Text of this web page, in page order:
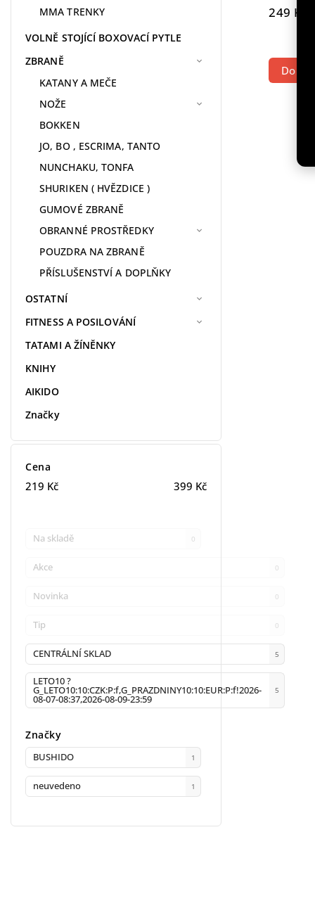
MMA TRENKY
VOLNĚ STOJÍCÍ BOXOVACÍ PYTLE
ZBRANĚ
KATANY A MEČE
NOŽE
BOKKEN
JO, BO , ESCRIMA, TANTO
NUNCHAKU, TONFA
SHURIKEN ( HVĚZDICE )
GUMOVÉ ZBRANĚ
OBRANNÉ PROSTŘEDKY
POUZDRA NA ZBRANĚ
PŘÍSLUŠENSTVÍ A DOPLŇKY
OSTATNÍ
FITNESS A POSILOVÁNÍ
TATAMI A ŽÍNĚNKY
KNIHY
AIKIDO
Značky
Cena
219 Kč 399 Kč
Na skladě 0
Akce 0
Novinka 0
Tip 0
CENTRÁLNÍ SKLAD 5
LETO10 ?
G_LETO10:10:CZK:P:f,G_PRAZDNINY10:10:EUR:P:f!2026-
08-07-08:37,2026-08-09-23:59
5
Značky
BUSHIDO 1
neuvedeno 1
249 Kč
Do